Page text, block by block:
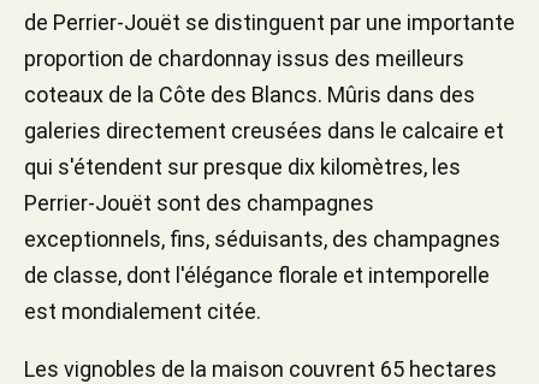
de Perrier-Jouët se distinguent par une importante
proportion de chardonnay issus des meilleurs
coteaux de la Côte des Blancs. Mûris dans des
galeries directement creusées dans le calcaire et
qui s'étendent sur presque dix kilomètres, les
Perrier-Jouët sont des champagnes
exceptionnels, fins, séduisants, des champagnes
de classe, dont l'élégance florale et intemporelle
est mondialement citée.
Les vignobles de la maison couvrent 65 hectares